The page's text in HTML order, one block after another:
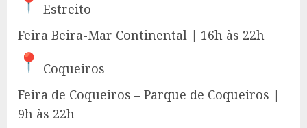
Estreito
Feira Beira-Mar Continental | 16h às 22h
Coqueiros
Feira de Coqueiros – Parque de Coqueiros |
9h às 22h